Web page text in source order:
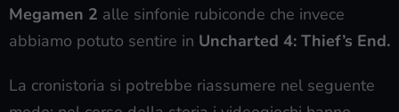
Megamen 2 alle sinfonie rubiconde che invece
abbiamo potuto sentire in Uncharted 4: Thief’s End.
La cronistoria si potrebbe riassumere nel seguente